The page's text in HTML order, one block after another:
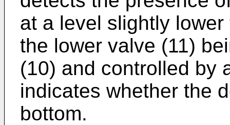
at a level slightly
the lower valve (11)
(10) and controlled by
indicates whether the
bottom.